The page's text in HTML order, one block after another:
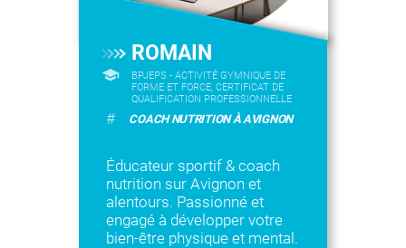
ROMAIN
BPJEPS - ACTIVITÉ GYMNIQUE DE
FORME ET FORCE, CERTIFICAT DE
QUALIFICATION PROFESSIONNELLE
# COACH NUTRITION À AVIGNON
Éducateur sportif & coach
nutrition sur Avignon et
alentours. Passionné et
engagé à développer votre
bien-être physique et mental.